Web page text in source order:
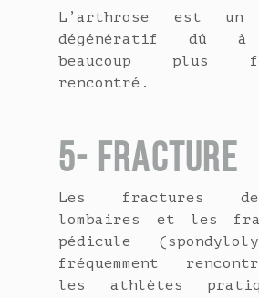
L’arthrose est un
dégénératif dû à
beaucoup plus
rencontré.
5- FRACTURE
Les fractures
lombaires et les
pédicule
fréquemment
les athlètes